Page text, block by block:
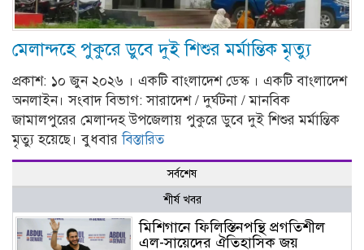
মেলান্দহে পুকুরে ডুবে দুই শিশুর মর্মান্তিক মৃত্যু
প্রকাশ: ১০ জুন ২০২৬ । একটি বাংলাদেশ ডেস্ক । একটি বাংলাদেশ
অনলাইন। সংবাদ বিভাগ: সারাদেশ / দুর্ঘটনা / মানবিক
জামালপুরের মেলান্দহ উপজেলায় পুকুরে ডুবে দুই শিশুর মর্মান্তিক
মৃত্যু হয়েছে। বুধবারবিস্তারিত
সর্বশেষ
শীর্ষ খবর
মিশিগানে ফিলিস্তিনপন্থি প্রগতিশীল
এল-সায়েদের ঐতিহাসিক জয়